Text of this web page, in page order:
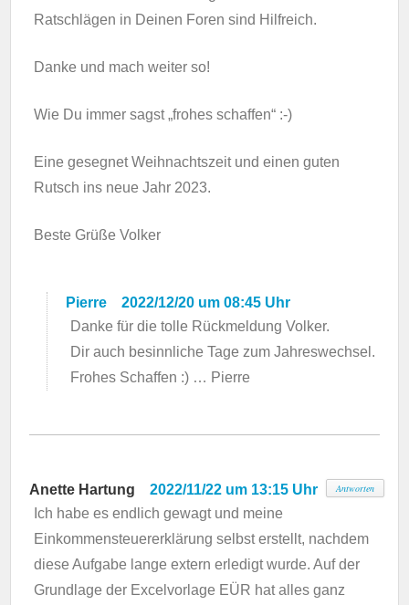
Ratschlägen in Deinen Foren sind Hilfreich.
Danke und mach weiter so!
Wie Du immer sagst „frohes schaffen“ :-)
Eine gesegnet Weihnachtszeit und einen guten
Rutsch ins neue Jahr 2023.
Beste Grüße Volker
Pierre
2022/12/20 um 08:45 Uhr
Danke für die tolle Rückmeldung Volker.
Dir auch besinnliche Tage zum Jahreswechsel.
Frohes Schaffen :) … Pierre
Anette Hartung
2022/11/22 um 13:15 Uhr
Ich habe es endlich gewagt und meine
Einkommensteuererklärung selbst erstellt, nachdem
diese Aufgabe lange extern erledigt wurde. Auf der
Grundlage der Excelvorlage EÜR hat alles ganz
Antworten